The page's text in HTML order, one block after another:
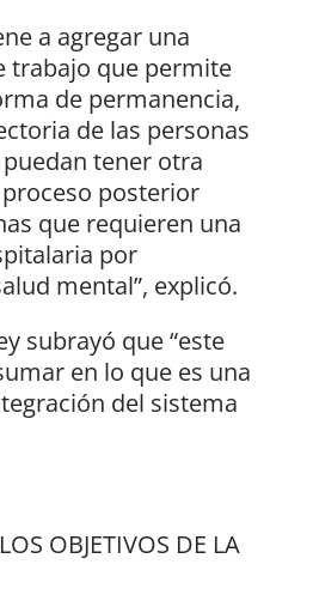
a agregar una
trabajo que permite
de permanencia,
de las personas
tener otra
posterior
que requieren una
por
mental”, explicó.
subrayó que “este
en lo que es una
del sistema
OBJETIVOS DE LA